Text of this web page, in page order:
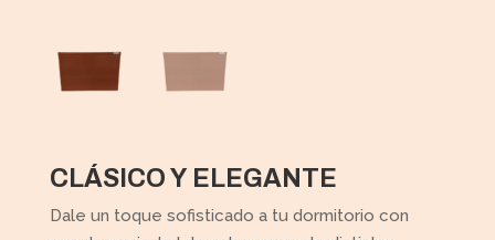
CLÁSICO Y ELEGANTE
Dale un toque sofisticado a tu dormitorio con